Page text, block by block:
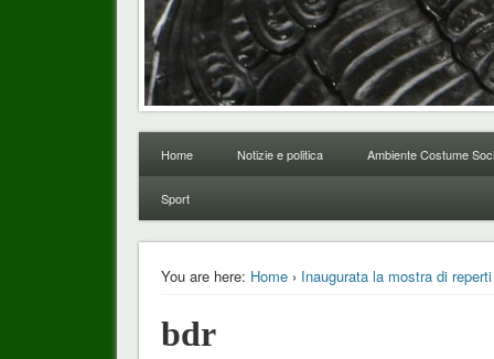
Home Notizie e politica Ambiente Costume
Sport
You are here: Home› Inaugurata la mostra di
bdr